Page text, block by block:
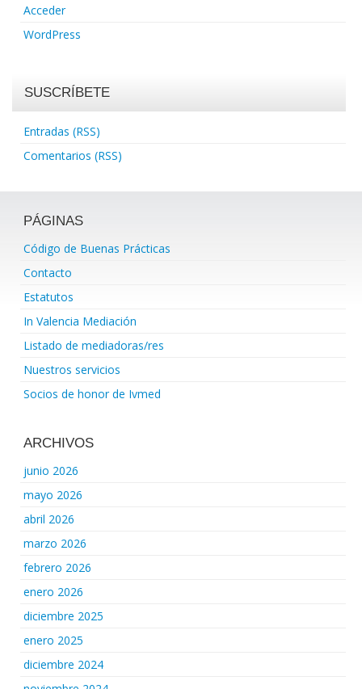
Acceder
WordPress
SUSCRÍBETE
Entradas (RSS)
Comentarios (RSS)
PÁGINAS
Código de Buenas Prácticas
Contacto
Estatutos
In Valencia Mediación
Listado de mediadoras/res
Nuestros servicios
Socios de honor de Ivmed
ARCHIVOS
junio 2026
mayo 2026
abril 2026
marzo 2026
febrero 2026
enero 2026
diciembre 2025
enero 2025
diciembre 2024